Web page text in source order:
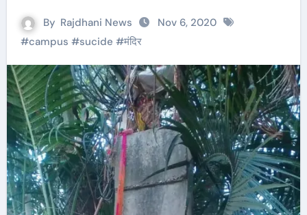
By Rajdhani News
Nov 6, 2020
#campus #sucide #मंदिर